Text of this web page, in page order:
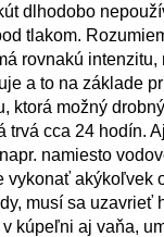
dlhodobo
tlakom.
rovnakú
a to na základe
ktorá možný
trvá cca 24 hodín.
namiesto
vykonať
musí sa
kúpeľni aj vaňa,